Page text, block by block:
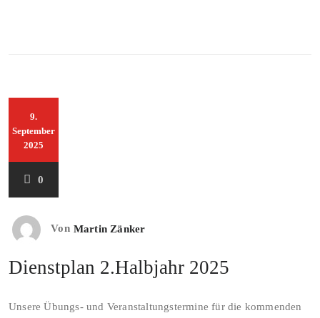
9.
September
2025
0
Von Martin Zänker
Dienstplan 2.Halbjahr 2025
Unsere Übungs- und Veranstaltungstermine für die kommenden